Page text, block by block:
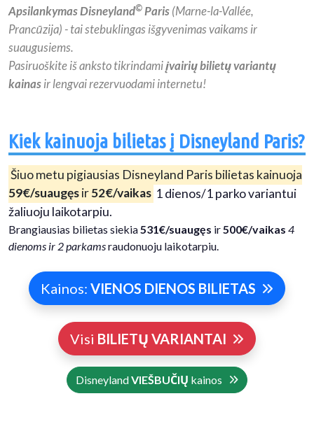
Apsilankymas Disneyland© Paris(Marne-la-Vallée,
Prancūzija) - tai stebuklingas išgyvenimas vaikams ir
suaugusiems.
Pasiruoškite iš anksto tikrindamiįvairių bilietų variantų
kainasir lengvai rezervuodami internetu!
Kiek kainuoja bilietas į Disneyland Paris?
Šiuo metu pigiausias Disneyland Paris bilietas kainuoja
59€/suaugęsir52€/vaikas 1 dienos/1 parko variantui
žaliuoju laikotarpiu.
Brangiausias bilietas siekia 531€/suaugęs ir 500€/vaikas 4
dienoms ir 2 parkamsraudonuoju laikotarpiu.
Kainos: VIENOS DIENOS BILIETAS
Visi BILIETŲ VARIANTAI
DisneylandVIEŠBUČIŲ kainos